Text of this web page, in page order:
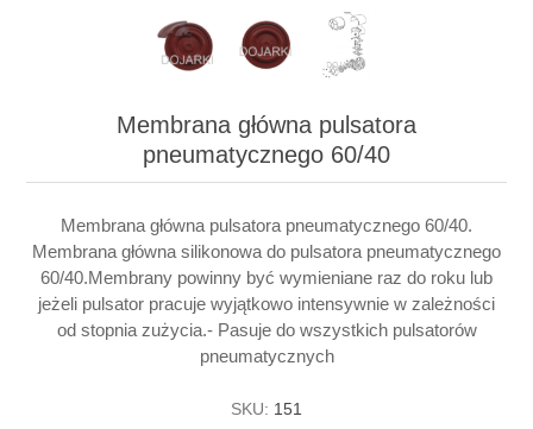
Membrana główna pulsatora
pneumatycznego 60/40
Membrana główna pulsatora pneumatycznego 60/40.
Membrana główna silikonowa do pulsatora pneumatycznego
60/40.Membrany powinny być wymieniane raz do roku lub
jeżeli pulsator pracuje wyjątkowo intensywnie w zależności
od stopnia zużycia.- Pasuje do wszystkich pulsatorów
pneumatycznych
SKU: 151